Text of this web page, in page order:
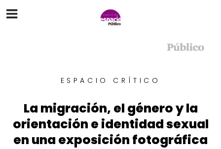
ESPACIO CRÍTICO
La migración, el género y la
orientación e identidad sexual
en una exposición fotográfica